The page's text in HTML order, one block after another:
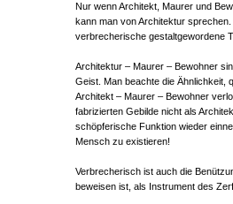
Nur wenn Architekt, Maurer und
kann man von Architektur
verbrecherische gestaltgewordene
Architektur – Maurer – Bewohner
Geist. Man beachte die Ähnlichkeit,
Architekt – Maurer – Bewohner
fabrizierten Gebilde nicht als
schöpferische Funktion wieder
Mensch zu existieren!
Verbrecherisch ist auch die
beweisen ist, als Instrument des